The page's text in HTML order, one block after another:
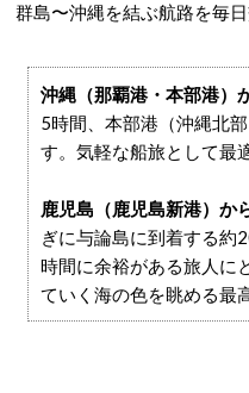
群島〜沖縄を結ぶ航路を毎
沖縄（那覇港・本部港）
5時間、本部港（沖縄北
す。気軽な船旅として最
鹿児島（鹿児島新港）か
ぎに与論島に到着する約
時間に余裕がある旅人に
ていく海の色を眺める最